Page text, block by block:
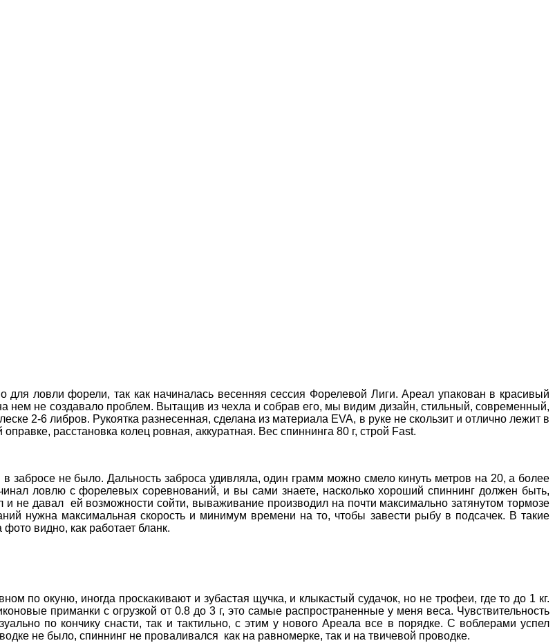
ловли форели, так как начиналась весенняя сессия Форелевой Лиги. Ареал упакован в красивый
нем не создавало проблем. Вытащив из чехла и собрав его, мы видим дизайн, стильный, современный,
2-6 либров. Рукоятка разнесенная, сделана из материала EVA, в руке не скользит и отлично лежит в
расстановка колец ровная, аккуратная. Вес спиннинга 80 г, строй Fast.
забросе не было. Дальность заброса удивляла, один грамм можно смело кинуть метров на 20, а более
ловлю с форелевых соревнований, и вы сами знаете, насколько хороший спиннинг должен быть,
не давал ей возможности сойти, вываживание производил на почти максимально затянутом тормозе
нужна максимальная скорость и минимум времени на то, чтобы завести рыбу в подсачек. В такие
видно, как работает бланк.
по окуню, иногда проскакивают и зубастая щучка, и клыкастый судачок, но не трофеи, где то до 1 кг.
приманки с огрузкой от 0.8 до 3 г, это самые распространенные у меня веса. Чувствительность
по кончику снасти, так и тактильно, с этим у нового Ареала все в порядке. С воблерами успел
не было, спиннинг не проваливался как на равномерке, так и на твичевой проводке.